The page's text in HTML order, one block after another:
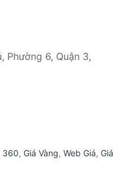
Phường 6, Quận 3,
360, Giá Vàng, Web Giá, Giá